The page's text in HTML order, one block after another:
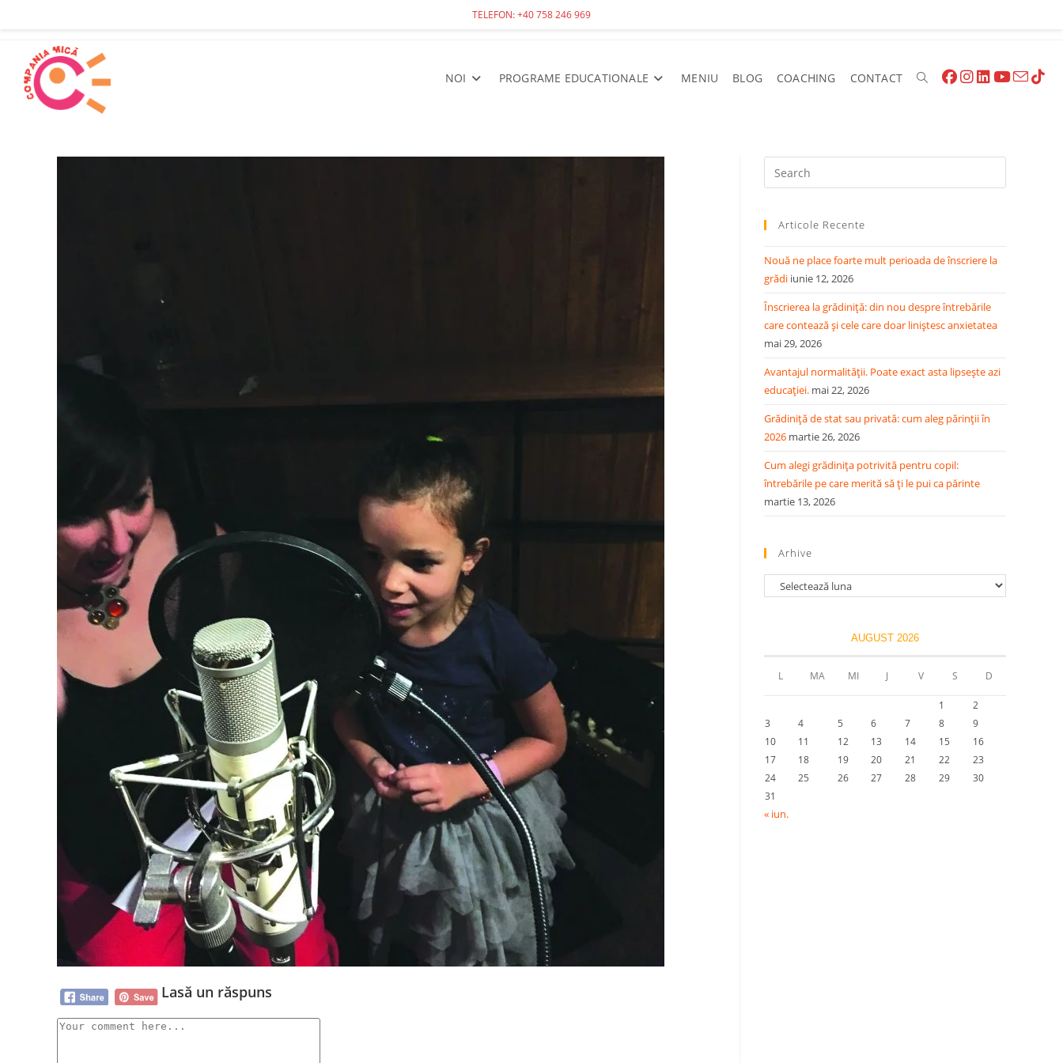
TELEFON: +40 758 246 969
NOI PROGRAME EDUCATIONALE MENIU BLOG COACHING CONTACT
Lasă un răspuns
Articole Recente
Nouă ne place foarte mult perioada de înscriere la
grădi iunie 12, 2026
Înscrierea la grădiniță: din nou despre întrebările
care contează și cele care doar liniștesc anxietatea
mai 29, 2026
Avantajul normalității. Poate exact asta lipsește azi
educației. mai 22, 2026
Grădiniță de stat sau privată: cum aleg părinții în
2026 martie 26, 2026
Cum alegi grădinița potrivită pentru copil:
întrebările pe care merită să ți le pui ca părinte
martie 13, 2026
Arhive
AUGUST 2026
L MA MI J V S D
1
2
3
4 5 6 7 8
9
10
11 12 13 14 15
16
17
18 19 20 21 22
23
24
25 26 27 28 29
30
31
« iun.